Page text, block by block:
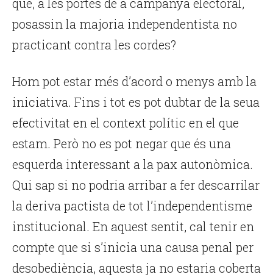
que, a les portes de a campanya electoral,
posassin la majoria independentista no
practicant contra les cordes?
Hom pot estar més d’acord o menys amb la
iniciativa. Fins i tot es pot dubtar de la seua
efectivitat en el context polític en el que
estam. Però no es pot negar que és una
esquerda interessant a la pax autonòmica.
Qui sap si no podria arribar a fer descarrilar
la deriva pactista de tot l’independentisme
institucional. En aquest sentit, cal tenir en
compte que si s’inicia una causa penal per
desobediència, aquesta ja no estaria coberta